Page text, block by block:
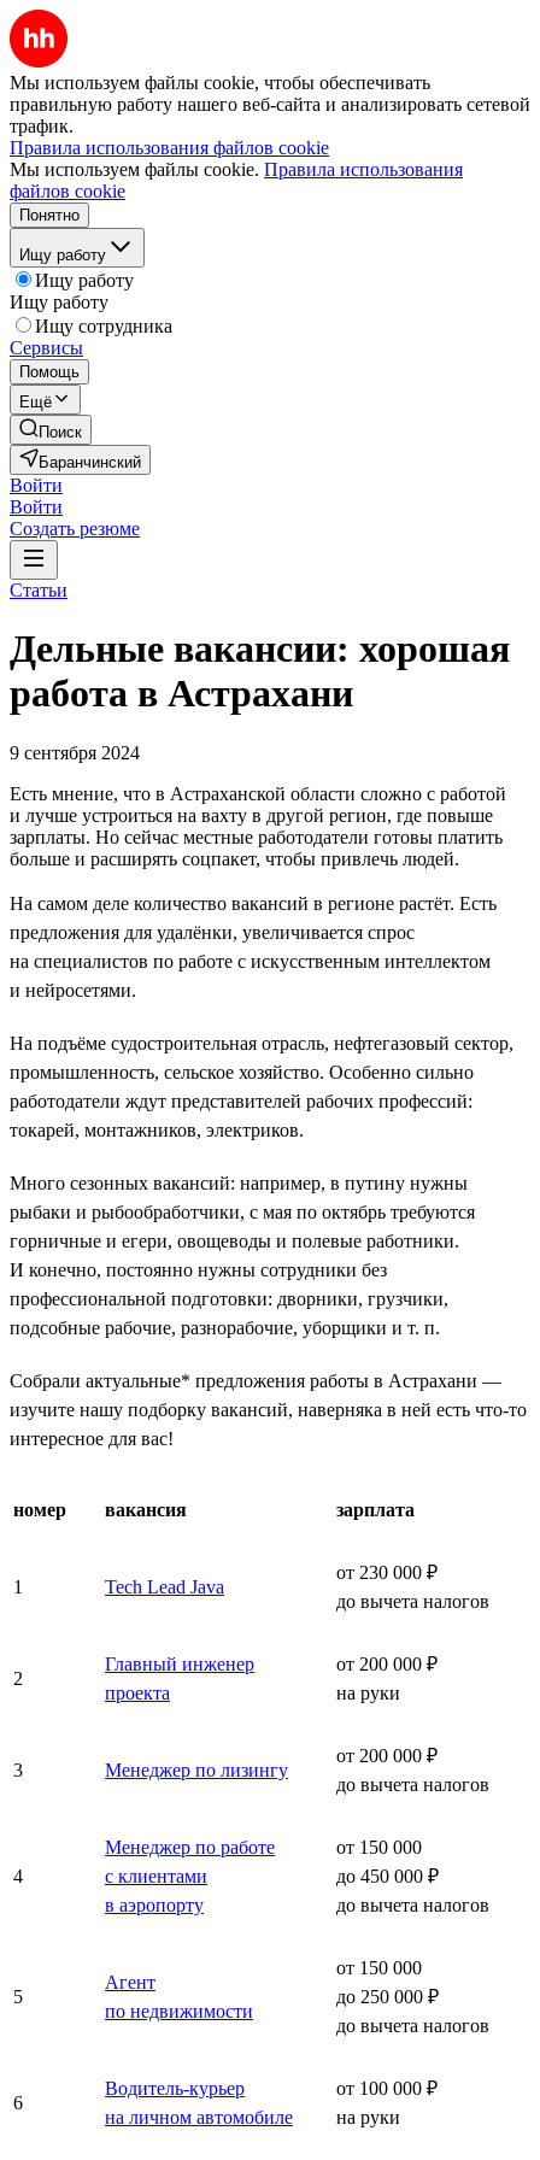
Мы используем файлы cookie, чтобы обеспечивать
правильную работу нашего веб-сайта и анализировать сетевой
трафик.
Правила использования файлов cookie
Мы используем файлы cookie. Правила использования
файлов cookie
Понятно
Ищу работу
Ищу работу
Ищу работу
Ищу сотрудника
Сервисы
Помощь
Ещё
Поиск
Баранчинский
Войти
Войти
Создать резюме
Статьи
Дельные вакансии: хорошая
работа в Астрахани
9 сентября 2024
Есть мнение, что в Астраханской области сложно с работой
и лучше устроиться на вахту в другой регион, где повыше
зарплаты. Но сейчас местные работодатели готовы платить
больше и расширять соцпакет, чтобы привлечь людей.
На самом деле количество вакансий в регионе растёт. Есть
предложения для удалёнки, увеличивается спрос
на специалистов по работе с искусственным интеллектом
и нейросетями.
На подъёме судостроительная отрасль, нефтегазовый сектор,
промышленность, сельское хозяйство. Особенно сильно
работодатели ждут представителей рабочих профессий:
токарей, монтажников, электриков.
Много сезонных вакансий: например, в путину нужны
рыбаки и рыбообработчики, с мая по октябрь требуются
горничные и егери, овощеводы и полевые работники.
И конечно, постоянно нужны сотрудники без
профессиональной подготовки: дворники, грузчики,
подсобные рабочие, разнорабочие, уборщики и т. п.
Собрали актуальные* предложения работы в Астрахани —
изучите нашу подборку вакансий, наверняка в ней есть что-то
интересное для вас!
номер вакансия зарплата
1 Tech Lead Java
от 230 000 ₽
до вычета налогов
2
Главный инженер
проекта
от 200 000 ₽
на руки
3 Менеджер по лизингу
от 200 000 ₽
до вычета налогов
4
Менеджер по работе
с клиентами
в аэропорту
от 150 000
до 450 000 ₽
до вычета налогов
5
Агент
по недвижимости
от 150 000
до 250 000 ₽
до вычета налогов
6
Водитель-курьер
на личном автомобиле
от 100 000 ₽
на руки